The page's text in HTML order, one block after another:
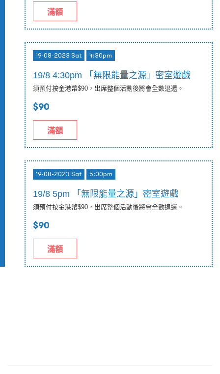
滿額
19-08-2023 Sat 4:30pm
19/8 4:30pm 「無限能量之源」密室遊戲
須預付按金港幣$90，出席整個活動後將會全數退還。
$90
滿額
19-08-2023 Sat 5:00pm
19/8 5pm 「無限能量之源」密室遊戲
須預付按金港幣$90，出席整個活動後將會全數退還。
$90
滿額